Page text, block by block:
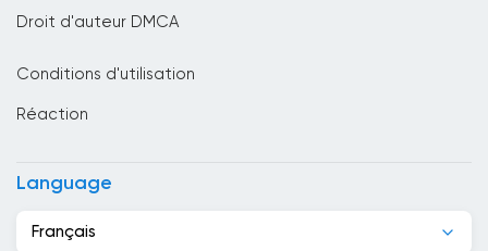
Canada
Cap-Vert
Droit d'auteur DMCA
Conditions d'utilisation
Réaction
Language
Français